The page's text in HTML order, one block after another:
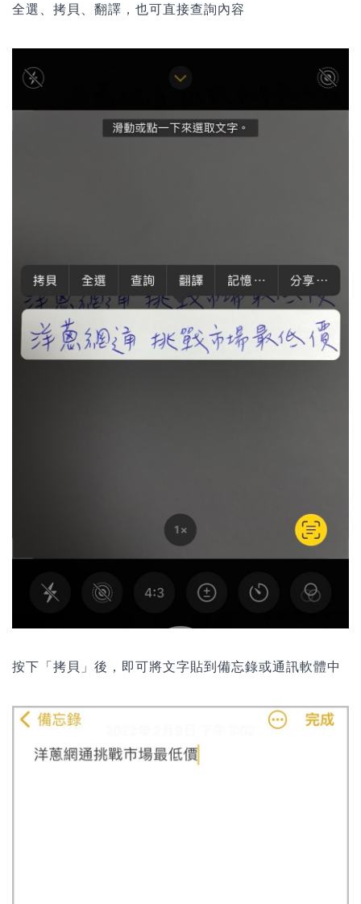
全選、拷貝、翻譯，也可直接查詢內容
按下「拷貝」後，即可將文字貼到備忘錄或通訊軟體中